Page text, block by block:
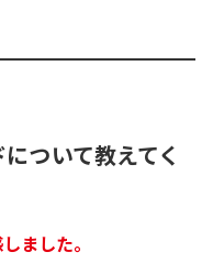
ついて教えてく
ました。